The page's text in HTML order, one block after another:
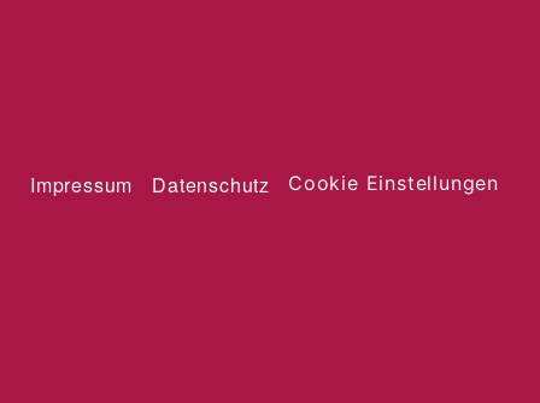
Impressum Datenschutz Cookie Einstellungen